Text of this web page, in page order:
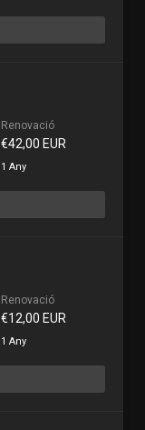
Renovació
€42,00 EUR
1 Any
Renovació
€12,00 EUR
1 Any